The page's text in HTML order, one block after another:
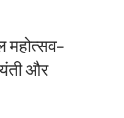
महोत्सव–
और